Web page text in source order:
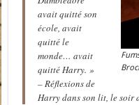
avait quitté son
école, avait
quitté le
monde… avait
quitté Harry. »
– Réflexions de
Harry dans son lit, le soir